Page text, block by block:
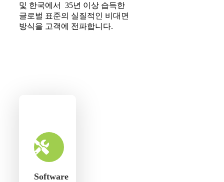
및 한국에서 35년 이상 습득한
글로벌 표준의 실질적인 비대면
방식을 고객에 전파합니다.
Software